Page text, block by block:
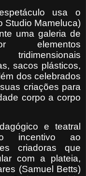
usa o
Studio Mameluca)
uma galeria de
elementos
sacos plásticos,
dos celebrados
criações para
corpo a corpo
e teatral
incentivo ao
criadoras que
com a plateia,
(Samuel Betts)